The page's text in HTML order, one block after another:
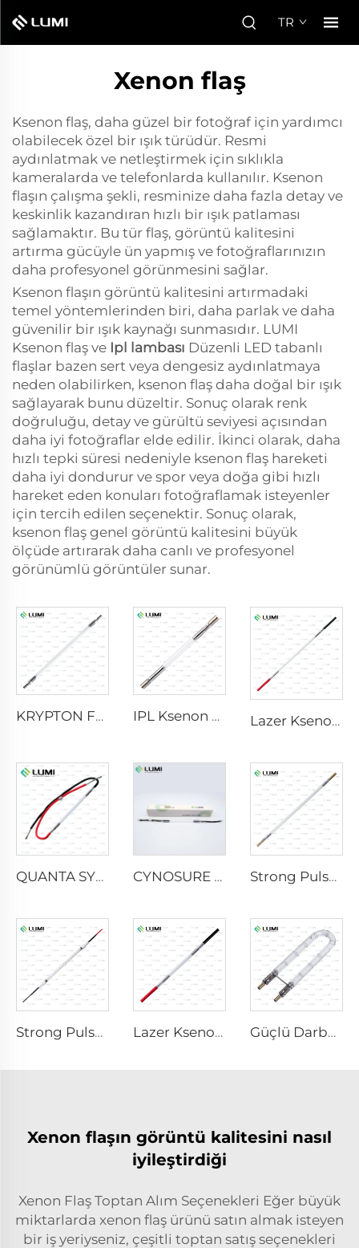
TR
Xenon flaş
Ksenon flaş, daha güzel bir fotoğraf için yardımcı
olabilecek özel bir ışık türüdür. Resmi
aydınlatmak ve netleştirmek için sıklıkla
kameralarda ve telefonlarda kullanılır. Ksenon
flaşın çalışma şekli, resminize daha fazla detay ve
keskinlik kazandıran hızlı bir ışık patlaması
sağlamaktır. Bu tür flaş, görüntü kalitesini
artırma gücüyle ün yapmış ve fotoğraflarınızın
daha profesyonel görünmesini sağlar.
Ksenon flaşın görüntü kalitesini artırmadaki
temel yöntemlerinden biri, daha parlak ve daha
güvenilir bir ışık kaynağı sunmasıdır. LUMI
Ksenon flaş ve Ipl lambası Düzenli LED tabanlı
flaşlar bazen sert veya dengesiz aydınlatmaya
neden olabilirken, ksenon flaş daha doğal bir ışık
sağlayarak bunu düzeltir. Sonuç olarak renk
doğruluğu, detay ve gürültü seviyesi açısından
daha iyi fotoğraflar elde edilir. İkinci olarak, daha
hızlı tepki süresi nedeniyle ksenon flaş hareketi
daha iyi dondurur ve spor veya doğa gibi hızlı
hareket eden konuları fotoğraflamak isteyenler
için tercih edilen seçenektir. Sonuç olarak,
ksenon flaş genel görüntü kalitesini büyük
ölçüde artırarak daha canlı ve profesyonel
görünümlü görüntüler sunar.
KRYPTON FLASH IPL Ksenon Lamba P1640 – 7×47×110 mm Lazer Ksenon Lamba L2851-5×105×175 mm
QUANTA SYSTEM CYNOSURE E LITE + Strong Pulse Germicidal Lamba L3670 – 7×160×200 mm
Strong Pulse Germicidal Lamba L3031 – 8×130×165 mm (Telli) Lazer Ksenon Lamba L1921 - 7×60×125 mm Güçlü Darbeli Bakterisidal Lamba L1890U – 9×40×140U mm
Xenon flaşın görüntü kalitesini nasıl
iyileştirdiği
Xenon Flaş Toptan Alım Seçenekleri Eğer büyük
miktarlarda xenon flaş ürünü satın almak isteyen
bir iş yeriyseniz, çeşitli toptan satış seçenekleri